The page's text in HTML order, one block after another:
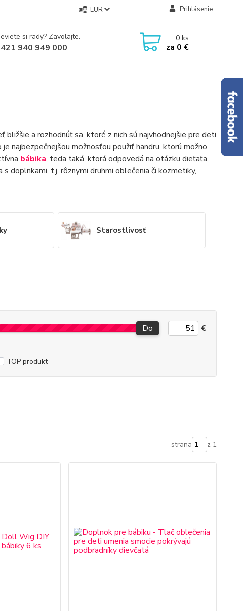
EUR Prihlásenie
si rady? Zavolajte.
940 949 000
0ks
za 0 €
a rozhodnúť sa, ktoré z nich sú najvhodnejšie pre deti
najbezpečnejšou možnosťou použiť handru, ktorú možno
bábika, teda taká, ktorá odpovedá na otázku dieťaťa,
doplnkami, t.j. rôznymi druhmi oblečenia či kozmetiky,
Starostlivosť
Do €
TOP produkt
strana z 1